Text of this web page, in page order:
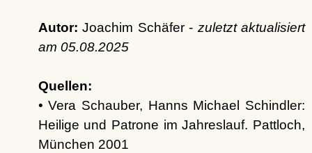
Autor: Joachim Schäfer - zuletzt aktualisiert
am 05.08.2025
Quellen:
• Vera Schauber, Hanns Michael Schindler:
Heilige und Patrone im Jahreslauf. Pattloch,
München 2001